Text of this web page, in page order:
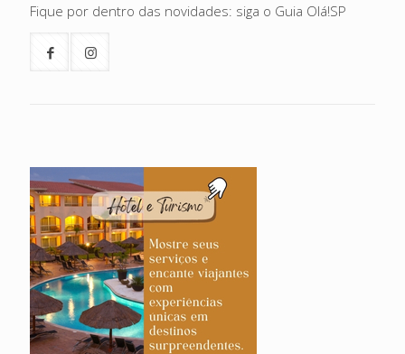
Fique por dentro das novidades: siga o Guia Olá!SP